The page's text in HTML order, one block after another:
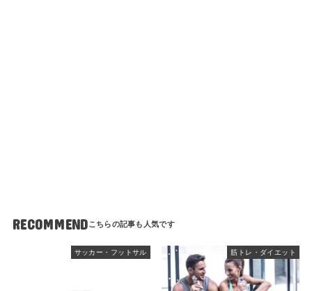
RECOMMEND
サッカー・フットサル 筋トレ・ダイエット